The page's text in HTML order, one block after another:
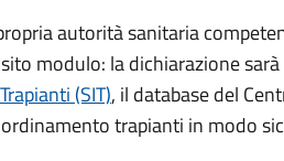
autorità sanitaria
modulo: la dichiarazione
(SIT), il database del
trapianti in modo